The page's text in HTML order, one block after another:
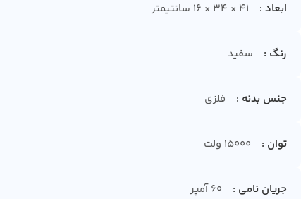
ابعاد 41 × 34 × 16 سانتیمتر
رنگ سفید
جنس بدنه فلزی
توان 15000 ولت
جریان نامی 60 آمپر